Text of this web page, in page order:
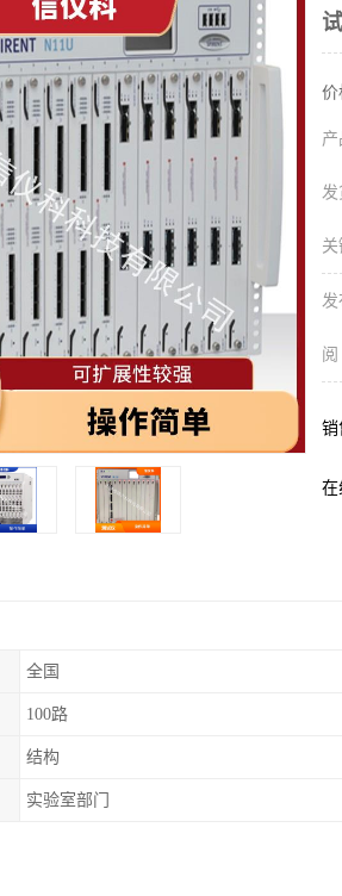
价
产
发
关
发
阅
销
在
全国
100路
结构
实验室部门